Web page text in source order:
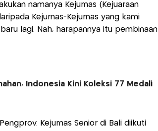
namanya Kejurnas (Kejuaraan
Kejurnas-Kejurnas yang kami
lagi. Nah, harapannya itu pembinaan
Indonesia Kini Koleksi 77 Medali
Kejurnas Senior di Bali diikuti